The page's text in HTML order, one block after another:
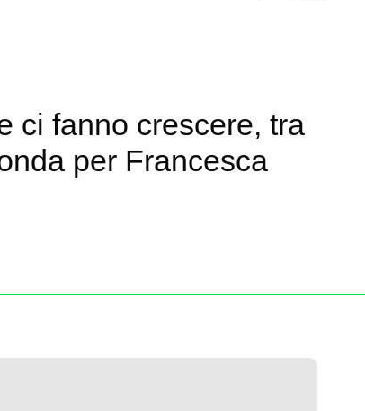
ci fanno crescere, tra
per Francesca